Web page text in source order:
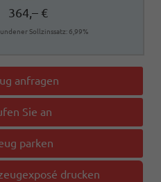
364,– €
Sollzinssatz: 6,99%
anfragen
Sie an
parken
drucken